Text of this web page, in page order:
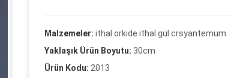
Malzemeler: ithal orkide ithal gül crsyantemum
Yaklaşık Ürün Boyutu: 30cm
Ürün Kodu: 2013